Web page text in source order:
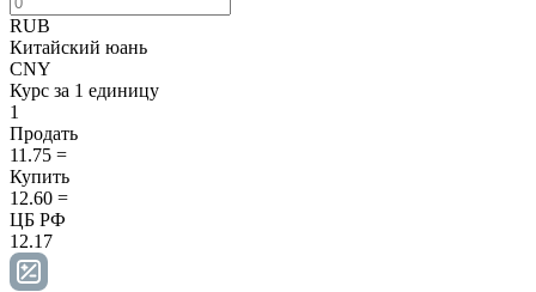
RUB
Китайский юань
CNY
Курс за 1 единицу
1
Продать
11.75 =
Купить
12.60 =
ЦБ РФ
12.17